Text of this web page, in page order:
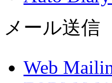
メール送信
Web